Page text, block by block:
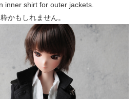
inner shirt for outer jackets.
かもしれません。